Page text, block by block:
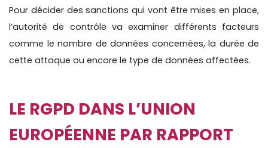
Pour décider des sanctions qui vont être mises en place,
l’autorité de contrôle va examiner différents facteurs
comme le nombre de données concernées, la durée de
cette attaque ou encore le type de données affectées.
LE RGPD DANS L’UNION
EUROPÉENNE PAR RAPPORT